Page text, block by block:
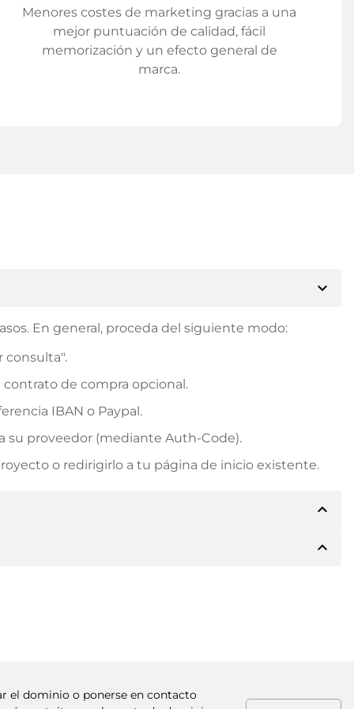
Menores costes de marketing gracias a una
mejor puntuación de calidad, fácil
memorización y un efecto general de
marca.
expand_more
En general, proceda del siguiente modo:
consulta".
contrato de compra opcional.
IBAN o Paypal.
su proveedor (mediante Auth-Code).
o redirigirlo a tu página de inicio existente.
expand_less
los detalles del pago. A continuación, el propietario
expand_less
el dominio o ponerse en contacto